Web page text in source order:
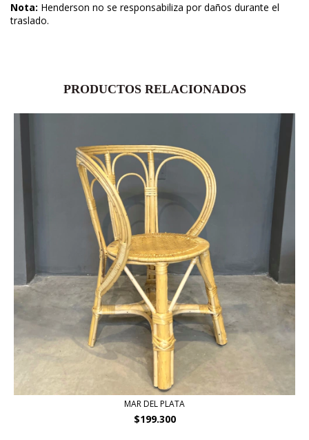
Nota: Henderson no se responsabiliza por daños durante el
traslado.
PRODUCTOS RELACIONADOS
MAR DEL PLATA
$199.300